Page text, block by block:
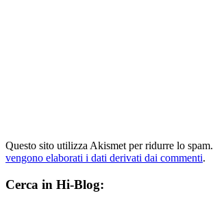
Questo sito utilizza Akismet per ridurre lo spam.
vengono elaborati i dati derivati dai commenti.
Cerca in Hi-Blog: